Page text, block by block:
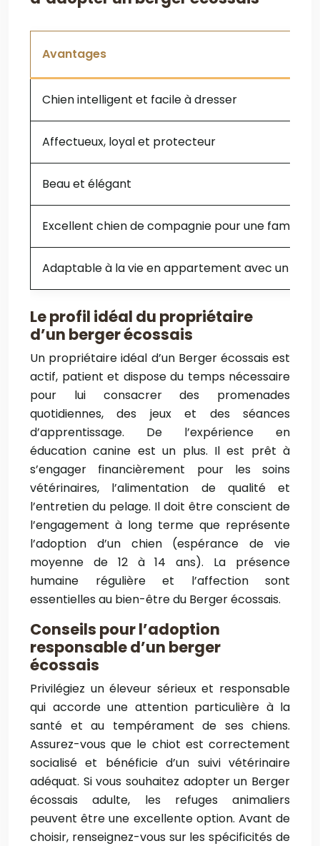
Avantages
Chien intelligent et facile à dresser
Affectueux, loyal et protecteur
Beau et élégant
Excellent chien de compagnie pour une famille
Adaptable à la vie en appartement avec un
Le profil idéal du propriétaire
d’un berger écossais
Un propriétaire idéal d’un Berger écossais est
actif, patient et dispose du temps nécessaire
pour lui consacrer des promenades
quotidiennes, des jeux et des séances
d’apprentissage. De l’expérience en
éducation canine est un plus. Il est prêt à
s’engager financièrement pour les soins
vétérinaires, l’alimentation de qualité et
l’entretien du pelage. Il doit être conscient de
l’engagement à long terme que représente
l’adoption d’un chien (espérance de vie
moyenne de 12 à 14 ans). La présence
humaine régulière et l’affection sont
essentielles au bien-être du Berger écossais.
Conseils pour l’adoption
responsable d’un berger
écossais
Privilégiez un éleveur sérieux et responsable
qui accorde une attention particulière à la
santé et au tempérament de ses chiens.
Assurez-vous que le chiot est correctement
socialisé et bénéficie d’un suivi vétérinaire
adéquat. Si vous souhaitez adopter un Berger
écossais adulte, les refuges animaliers
peuvent être une excellente option. Avant de
choisir, renseignez-vous sur les spécificités de